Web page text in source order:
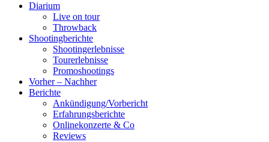
Diarium
Live on tour
Throwback
Shootingberichte
Shootingerlebnisse
Tourerlebnisse
Promoshootings
Vorher – Nachher
Berichte
Ankündigung/Vorbericht
Erfahrungsberichte
Onlinekonzerte & Co
Reviews